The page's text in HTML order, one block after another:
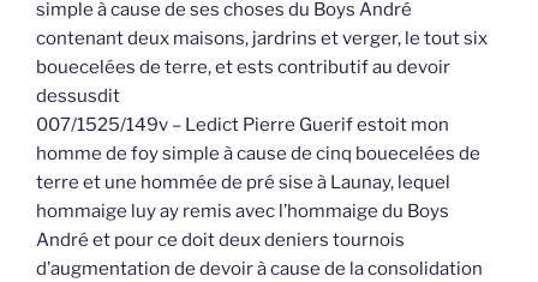
simple à cause de ses choses du Boys André
contenant deux maisons, jardrins et verger, le tout six
bouecelées de terre, et ests contributif au devoir
dessusdit
007/1525/149v – Ledict Pierre Guerif estoit mon
homme de foy simple à cause de cinq bouecelées de
terre et une hommée de pré sise à Launay, lequel
hommaige luy ay remis avec l’hommaige du Boys
André et pour ce doit deux deniers tournois
d’augmentation de devoir à cause de la consolidation